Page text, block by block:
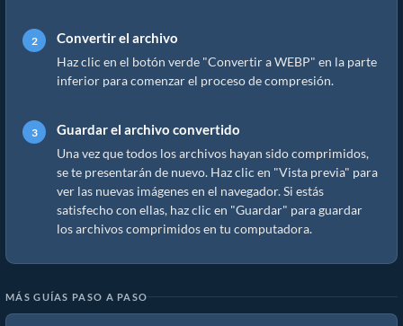
Convertir el archivo
Haz clic en el botón verde "Convertir a WEBP" en la parte
inferior para comenzar el proceso de compresión.
Guardar el archivo convertido
Una vez que todos los archivos hayan sido comprimidos,
se te presentarán de nuevo. Haz clic en "Vista previa" para
ver las nuevas imágenes en el navegador. Si estás
satisfecho con ellas, haz clic en "Guardar" para guardar
los archivos comprimidos en tu computadora.
MÁS GUÍAS PASO A PASO